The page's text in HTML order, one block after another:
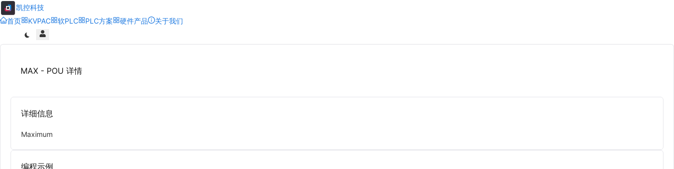
凯控科技
首页
KVPAC 软PLC PLC方案 硬件产品 关于我们
MAX - POU 详情
详细信息
Maximum
编程示例